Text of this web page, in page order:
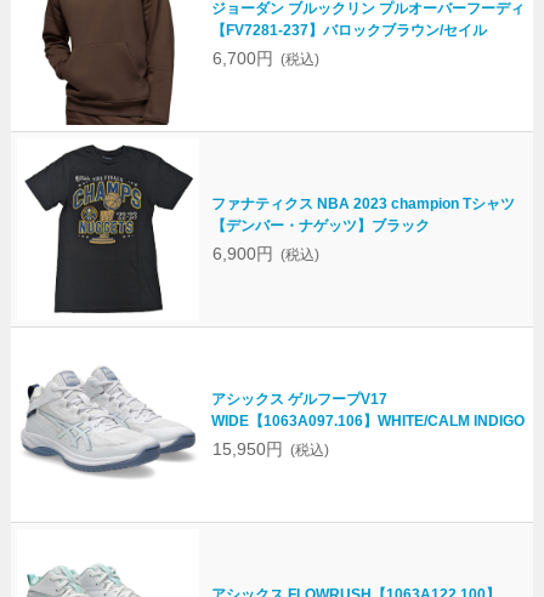
ジョーダン ブルックリン プルオーバーフーディ
【FV7281-237】バロックブラウン/セイル
6,700円 (税込)
ファナティクス NBA 2023 champion Tシャツ
【デンバー・ナゲッツ】ブラック
6,900円 (税込)
アシックス ゲルフープV17
WIDE【1063A097.106】WHITE/CALM INDIGO
15,950円 (税込)